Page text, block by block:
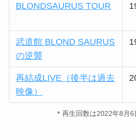
BLONDSAURUS TOUR
武道館 BLOND SAURUS
の逆襲
再結成LIVE（後半は過去
映像）
＊再生回数は2022年8月6